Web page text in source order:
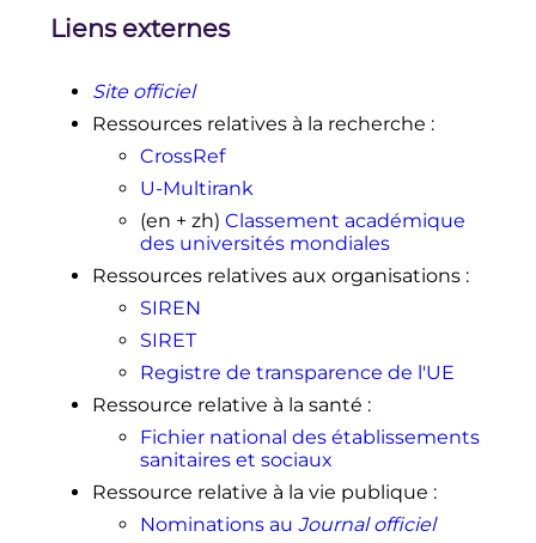
l'établissement public de
Marseille Université
Compte-rendu analytique de la
réunion du 11 juillet 2007 » , sur le
site duSénat français
↑
Décret n° 2011-1010 du 24 août
2011 portant création de l'université
d'Aix-Marseille
↑Christelle Gérand, « Aix-Marseille,
laboratoire de la fusion des
universités
pour grimper dans les classements
diplomatique, septembre 2016 lire
en ligne)
↑ Paul Molga,« Aix-Marseille
Université va hériter de plus d'un
demi-milliard d'euros de patrimoine
immobilier », surLes Echos,9
novembre 2018
Liens externes
Site officiel
Ressources relatives à la recherche :
CrossRef
U-Multirank
(en + zh) Classement académique
des universités mondiales
Ressources relatives aux organisations:
SIREN
SIRET
Registre de transparence de l'UE
Ressource relative à la santé :
Fichier national des établissements
sanitaires et sociaux
Ressource relative à la vie publique :
Nominations au Journal officiel